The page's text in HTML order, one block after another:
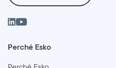
Perché Esko